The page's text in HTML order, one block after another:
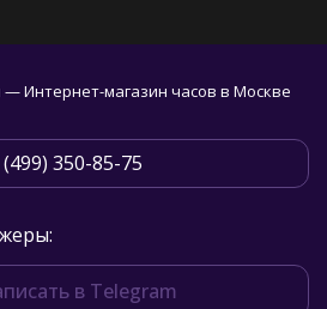
— Интернет-магазин часов в Москве
350-85-75
в Telegram